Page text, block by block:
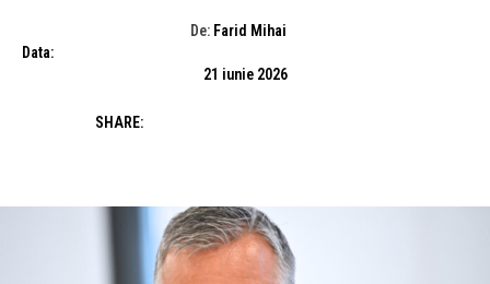
De: Farid Mihai
Data:
21 iunie 2026
SHARE: